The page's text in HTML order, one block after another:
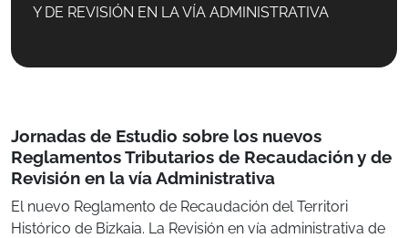
Y DE REVISIÓN EN LA VÍA ADMINISTRATIVA
Jornadas de Estudio sobre los nuevos
Reglamentos Tributarios de Recaudación y de
Revisión en la vía Administrativa
El nuevo Reglamento de Recaudación del Territori
Histórico de Bizkaia. La Revisión en vía administrativa de